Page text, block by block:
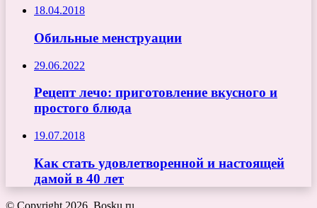
18.04.2018
Обильные менструации
29.06.2022
Рецепт лечо: приготовление вкусного и
простого блюда
19.07.2018
Как стать удовлетворенной и настоящей
дамой в 40 лет